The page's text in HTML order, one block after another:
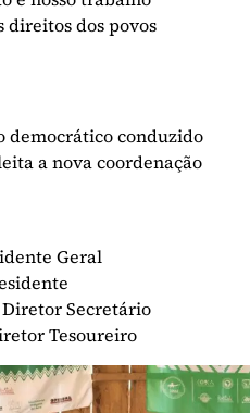
direitos dos povos
democrático conduzido
a nova coordenação
Geral
Diretor Secretário
Tesoureiro